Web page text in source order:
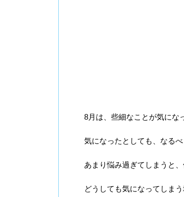
8月は、些細なことが気にな
気になったとしても、なる
あまり悩み過ぎてしまうと
どうしても気になってしま